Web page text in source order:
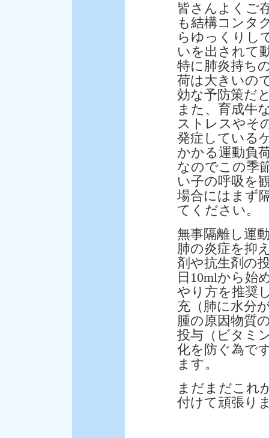
皆さんよくご
も結構コンタ
らゆっくりし
いを出されて
特に肺炎持ち
荷は大きいの
効な予防策だ
また、育成牛
ストレスやそ
発症している
かかる運動負
なのでこの季
い子の呼吸を
場合にはまず
てください。
無事隔離し運
肺の炎症を抑
剤や抗生剤の
日10mlから始
やり方を推奨
充（肺に水分
腫の原因物質
投与（ビタミ
化を防ぐ為で
ます。
まだまだこれ
付けて頑張り